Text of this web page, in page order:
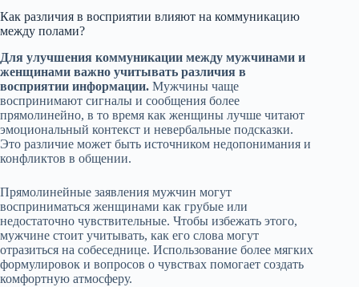
Как различия в восприятии влияют на коммуникацию
между полами?
Для улучшения коммуникации между мужчинами и
женщинами важно учитывать различия в
восприятии информации. Мужчины чаще
воспринимают сигналы и сообщения более
прямолинейно, в то время как женщины лучше читают
эмоциональный контекст и невербальные подсказки.
Это различие может быть источником недопонимания и
конфликтов в общении.
Прямолинейные заявления мужчин могут
восприниматься женщинами как грубые или
недостаточно чувствительные. Чтобы избежать этого,
мужчине стоит учитывать, как его слова могут
отразиться на собеседнице. Использование более мягких
формулировок и вопросов о чувствах помогает создать
комфортную атмосферу.